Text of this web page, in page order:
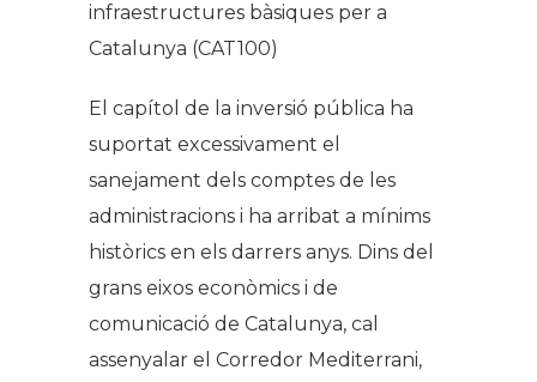
infraestructures bàsiques per a
Catalunya (CAT100)
El capítol de la inversió pública ha
suportat excessivament el
sanejament dels comptes de les
administracions i ha arribat a mínims
històrics en els darrers anys. Dins del
grans eixos econòmics i de
comunicació de Catalunya, cal
assenyalar el Corredor Mediterrani,